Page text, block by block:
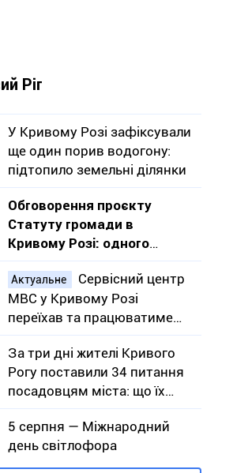
Ріг
У Кривому Розі зафіксували
ще один порив водогону:
підтопило земельні ділянки
Обговорення проєкту
Статуту громади в
Кривому Розі: одного
обурення замало, треба
діяти
Актуальне
Сервісний центр
МВС у Кривому Розі
переїхав та працюватиме
під час повітряних тривог –
адреса
За три дні жителі Кривого
Рогу поставили 34 питання
посадовцям міста: що їх
турбувало
5 серпня — Міжнародний
день світлофора